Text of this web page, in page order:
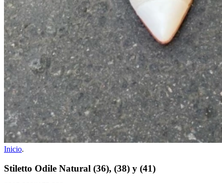
Inicio.
Stiletto Odile Natural (36), (38) y (41)